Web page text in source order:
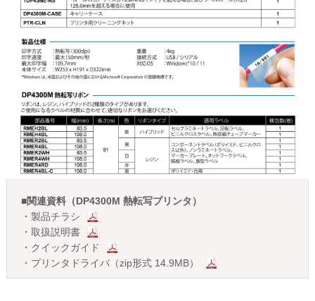
■関連資料（DP4300M 熱転写プリンタ）
・ 製品チラシ
・ 取扱説明書
・ クイックガイド
・ プリンタドライバ（zip形式 14.9MB）